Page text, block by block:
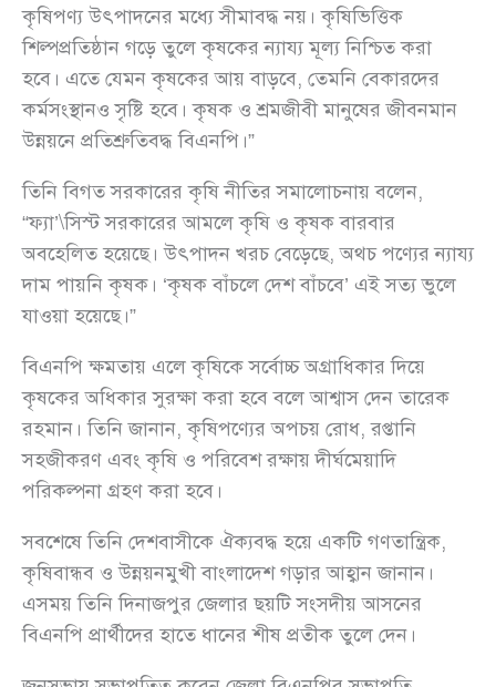
কৃষিপণ্য উৎপাদনের মধ্যে সীমাবদ্ধ নয়। কৃষিভিত্তিক
শিল্পপ্রতিষ্ঠান গড়ে তুলে কৃষকের ন্যায্য মূল্য নিশ্চিত করা
হবে। এতে যেমন কৃষকের আয় বাড়বে, তেমনি বেকারদের
কর্মসংস্থানও সৃষ্টি হবে। কৃষক ও শ্রমজীবী মানুষের জীবনমান
উন্নয়নে প্রতিশ্রুতিবদ্ধ বিএনপি।”
তিনি বিগত সরকারের কৃষি নীতির সমালোচনায় বলেন,
“ফ্যা’\সিস্ট সরকারের আমলে কৃষি ও কৃষক বারবার
অবহেলিত হয়েছে। উৎপাদন খরচ বেড়েছে, অথচ পণ্যের ন্যায্য
দাম পায়নি কৃষক। ‘কৃষক বাঁচলে দেশ বাঁচবে’ এই সত্য ভুলে
যাওয়া হয়েছে।”
বিএনপি ক্ষমতায় এলে কৃষিকে সর্বোচ্চ অগ্রাধিকার দিয়ে
কৃষকের অধিকার সুরক্ষা করা হবে বলে আশ্বাস দেন তারেক
রহমান। তিনি জানান, কৃষিপণ্যের অপচয় রোধ, রপ্তানি
সহজীকরণ এবং কৃষি ও পরিবেশ রক্ষায় দীর্ঘমেয়াদি
পরিকল্পনা গ্রহণ করা হবে।
সবশেষে তিনি দেশবাসীকে ঐক্যবদ্ধ হয়ে একটি গণতান্ত্রিক,
কৃষিবান্ধব ও উন্নয়নমুখী বাংলাদেশ গড়ার আহ্বান জানান।
এসময় তিনি দিনাজপুর জেলার ছয়টি সংসদীয় আসনের
বিএনপি প্রার্থীদের হাতে ধানের শীষ প্রতীক তুলে দেন।